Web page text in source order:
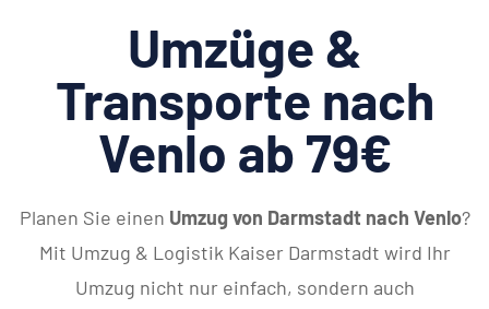
Umzüge &
Transporte nach
Venlo ab 79€
Planen Sie einen Umzug von Darmstadt nach Venlo?
Mit Umzug & Logistik Kaiser Darmstadt wird Ihr
Umzug nicht nur einfach, sondern auch